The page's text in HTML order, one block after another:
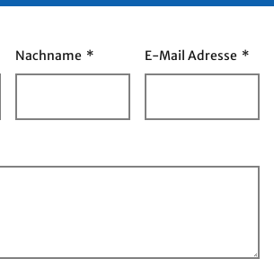
Nachname * E-Mail Adresse *